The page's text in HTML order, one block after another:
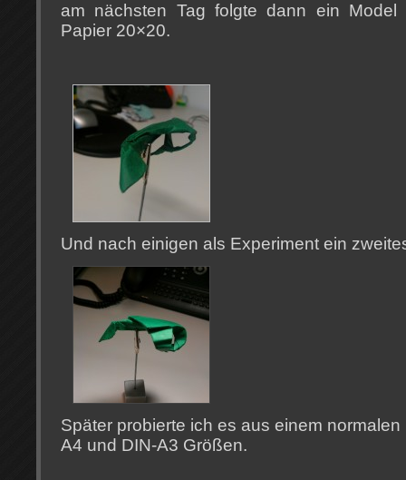
am nächsten Tag folgte dann ein Model
Papier 20×20.
Und nach einigen als Experiment ein
Später probierte ich es aus einem
A4 und DIN-A3 Größen.